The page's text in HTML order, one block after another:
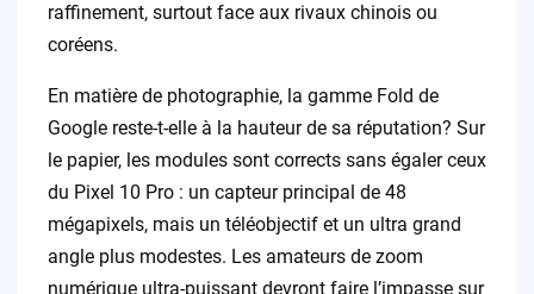
raffinement, surtout face aux rivaux chinois ou
coréens.
En matière de photographie, la gamme Fold de
Google reste-t-elle à la hauteur de sa réputation? Sur
le papier, les modules sont corrects sans égaler ceux
du Pixel 10 Pro : un capteur principal de 48
mégapixels, mais un téléobjectif et un ultra grand
angle plus modestes. Les amateurs de zoom
numérique ultra-puissant devront faire l’impasse sur